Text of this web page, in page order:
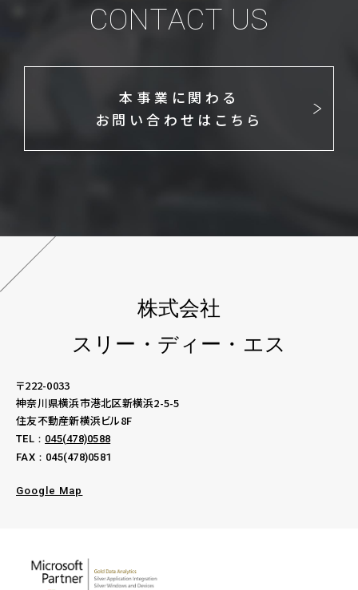
CONTACT US
本事業に関わる
お問い合わせはこちら
株式会社
スリー・ディー・エス
〒222-0033
神奈川県横浜市港北区新横浜2-5-5
住友不動産新横浜ビル8F
TEL： 045(478)0588
FAX：045(478)0581
Google Map